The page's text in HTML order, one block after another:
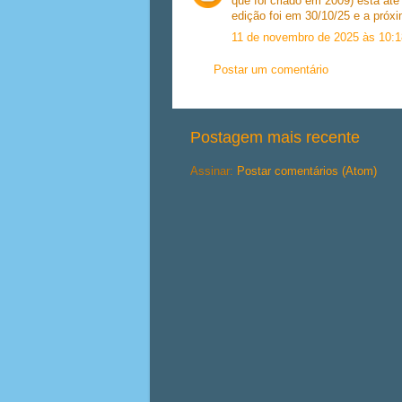
edição foi em 30/10/25 e a
11 de novembro de 2025 às
Postar um comentário
Postagem mais recente
Assinar: Postar comentários (Atom)